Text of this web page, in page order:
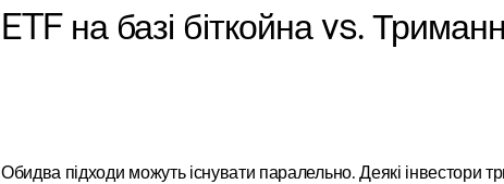
ETF на базі біткойна vs.
Обидва підходи можуть існувати паралельно. Деякі інвестори